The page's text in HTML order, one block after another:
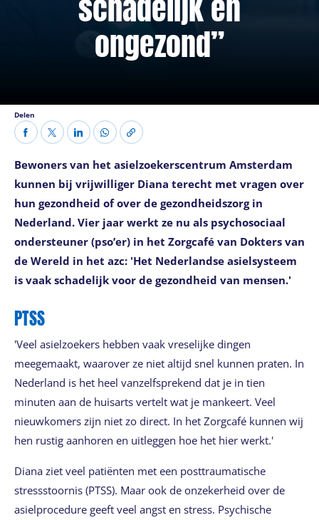
ongezond”
Delen
Bewoners van het asielzoekerscentrum Amsterdam
kunnen bij vrijwilliger Diana terecht met vragen over
hun gezondheid of over de gezondheidszorg in
Nederland. Vier jaar werkt ze nu als psychosociaal
ondersteuner (pso’er) in het Zorgcafé van Dokters van
de Wereld in het azc: 'Het Nederlandse asielsysteem
is vaak schadelijk voor de gezondheid van mensen.'
PTSS
'Veel asielzoekers hebben vaak vreselijke dingen
meegemaakt, waarover ze niet altijd snel kunnen praten. In
Nederland is het heel vanzelfsprekend dat je in tien
minuten aan de huisarts vertelt wat je mankeert. Veel
nieuwkomers zijn niet zo direct. In het Zorgcafé kunnen wij
hen rustig aanhoren en uitleggen hoe het hier werkt.'
Diana ziet veel patiënten met een posttraumatische
stressstoornis (PTSS). Maar ook de onzekerheid over de
asielprocedure geeft veel angst en stress. Psychische